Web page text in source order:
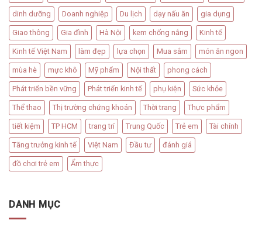
dinh dưỡng Doanh nghiệp Du lịch dạy nấu ăn gia dụng
Giao thông Gia đình Hà Nội kem chống nắng Kinh tế
Kinh tế Việt Nam làm đẹp lựa chọn Mua sắm món ăn ngon
mùa hè mực khô Mỹ phẩm Nội thất phong cách
Phát triển bền vững Phát triển kinh tế phụ kiện Sức khỏe
Thể thao Thị trường chứng khoán Thời trang Thực phẩm
tiết kiệm TP HCM trang trí Trung Quốc Trẻ em Tài chính
Tăng trưởng kinh tế Việt Nam Đầu tư đánh giá
đồ chơi trẻ em Ẩm thực
DANH MỤC